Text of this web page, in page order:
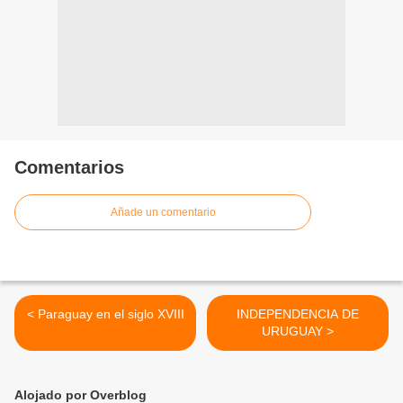
Comentarios
Añade un comentario
< Paraguay en el siglo XVIII
INDEPENDENCIA DE
URUGUAY >
Alojado por Overblog